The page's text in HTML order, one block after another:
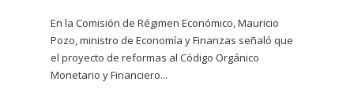
En la Comisión de Régimen Económico, Mauricio
Pozo, ministro de Economía y Finanzas señaló que
el proyecto de reformas al Código Orgánico
Monetario y Financiero...